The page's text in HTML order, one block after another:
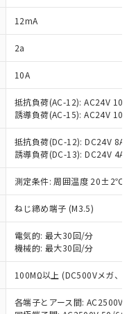
12mA
2a
10A
抵抗負荷(AC-12): AC24V 10A/
誘導負荷(AC-15): AC24V
抵抗負荷(DC-12): DC24V 8A/
誘導負荷(DC-13): DC24V 4A/
測定条件: 周囲温度 20±2℃、
ねじ締め端子 (M3.5)
電気的: 最大30回/分
機械的: 最大30回/分
100MΩ以上 (DC500Vメガ、点
各端子とアース間: AC2500V
き、同意のうえ
御機器事業取扱
よび標準価格
ただくもので
商品の中には、
なる商品もある
。
格照会結果は、
点での社内デー
ものであり、閲
があることをご
（10物質）の
可能な商品で
物質）の非含
る予定のある
令（10物質）の
対応品を出す予
令（10物質）の
または確認中の
ど無形物で、有
品です。
有部品として
た場合などや
ます。
以下、 カド
ポリ臭化ビフェニル
が中国RoHSの
します。
が中国RoHSの
します。
売部門へお問
品のうち、外国
に定める商品
という）を輸出
る場合は、日本
は役務取引許
要な手続きを